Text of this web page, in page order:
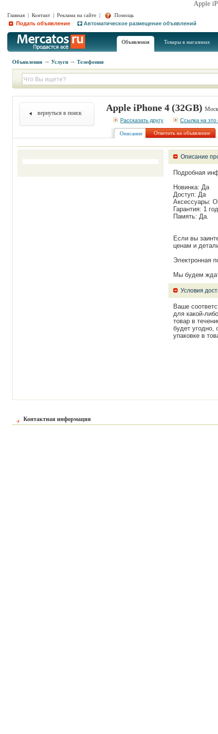
Apple
Главная | Контакт | Реклама на сайте |
Помощь
Подать объявление
Автоматическое размещение объявлений
Объявления Товары в магазинах
Объявления Услуги Телефония
вернуться в поиск Apple iPhone 4 (32GB)
Рассказать другу Ссылка на это
Описание Ответить на объявление
Описание
Подробная
Новинка: Да
Доступ: Да
Аксессуары:
Гарантия: 1
Память: Да.
Если вы
ценам и
Электронная
Мы будем
Условия
Ваше
для какой-
товар в
будет угодно,
упаковке в
Контактная информация